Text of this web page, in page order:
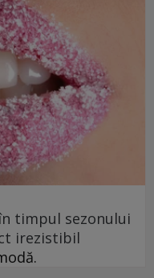
timpul sezonului
irezistibil